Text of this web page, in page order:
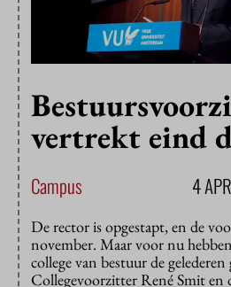
vertrekt eind
Campus 4
De rector is opgestapt, en de
november. Maar voor nu
college van bestuur de gelederen
Collegevoorzitter René Smit en